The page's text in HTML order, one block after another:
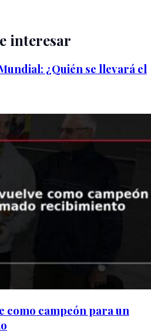
interesar
¿Quién se llevará el
como campeón para un